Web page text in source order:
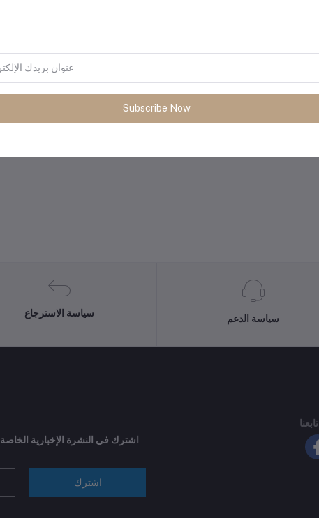
سياسة الاسترجاع
سياسة الدعم
اشترك في النشرة الإخبارية
اشترك
تابعنا
Subscribe Now